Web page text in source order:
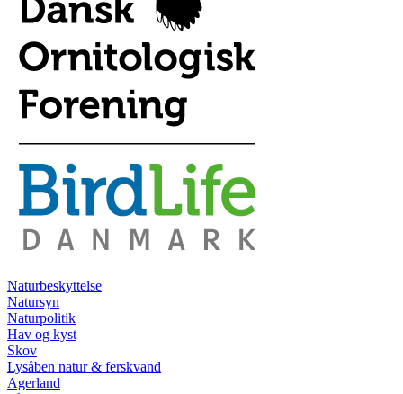
Naturbeskyttelse
Natursyn
Naturpolitik
Hav og kyst
Skov
Lysåben natur & ferskvand
Agerland